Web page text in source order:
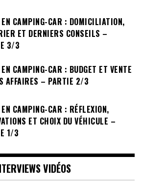
CAMPING-CAR : DOMICILIATION,
ET DERNIERS CONSEILS –
3/3
CAMPING-CAR : BUDGET ET VENTE
AFFAIRES – PARTIE 2/3
CAMPING-CAR : RÉFLEXION,
ET CHOIX DU VÉHICULE –
1/3
VIDÉOS